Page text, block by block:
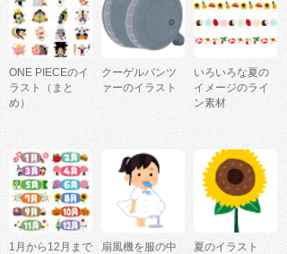
ONE PIECEのイ
ラスト（まと
め）
クーゲルパンツ
ァーのイラスト
いろいろな夏の
イメージのライ
ン素材
1月から12月まで
扇風機を服の中
夏のイラスト